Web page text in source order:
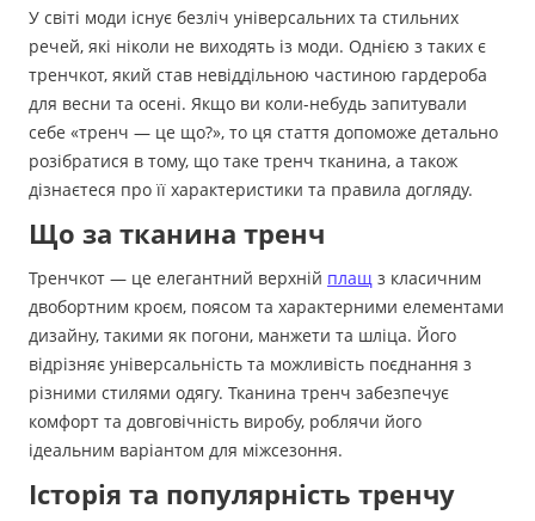
У світі моди існує безліч універсальних та стильних
речей, які ніколи не виходять із моди. Однією з таких є
тренчкот, який став невіддільною частиною гардероба
для весни та осені. Якщо ви коли-небудь запитували
себе «тренч — це що?», то ця стаття допоможе детально
розібратися в тому, що таке тренч тканина, а також
дізнаєтеся про її характеристики та правила догляду.
Що за тканина тренч
Тренчкот — це елегантний верхній плащ з класичним
двобортним кроєм, поясом та характерними елементами
дизайну, такими як погони, манжети та шліца. Його
відрізняє універсальність та можливість поєднання з
різними стилями одягу. Тканина тренч забезпечує
комфорт та довговічність виробу, роблячи його
ідеальним варіантом для міжсезоння.
Історія та популярність тренчу